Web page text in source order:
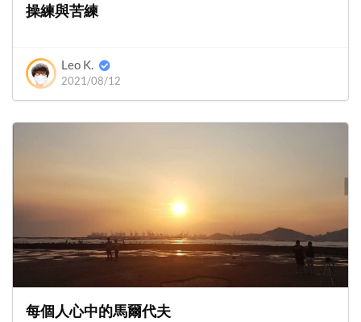
操練與苦練
Leo K.
2021/08/12
每個人心中的馬爾代夫